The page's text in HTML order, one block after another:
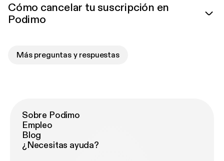
Cómo cancelar tu suscripción en
Podimo
Más preguntas y respuestas
Sobre Podimo
Empleo
Blog
¿Necesitas ayuda?